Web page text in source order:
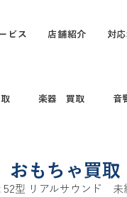
ビス 店舗紹介 対
楽器 買取 音
もちゃ買
型 リアルサウンド　